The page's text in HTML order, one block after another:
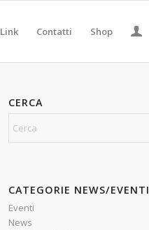
Link Contatti Shop
CERCA
CATEGORIE NEWS/EVENTI
Eventi
News